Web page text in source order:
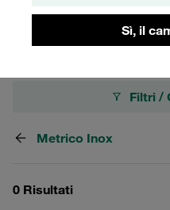
Sì, il
alta resistenza e
Filtri /
Metrico Inox
0 Risultati